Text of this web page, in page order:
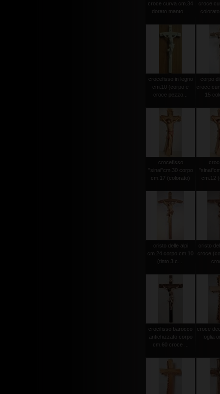
croce curva cm.34
dorato manto ...
croce
crocefisso in legno
cm.10 (corpo e
croce pezzo...
corpo
croce
15
crocefisso
"sinai"cm.30 corpo
cm.17 (colorato)
cm.12
cristo delle alpi
cm.24 corpo cm.10
(tinto 3 c....
cristo
croce
crocifisso barocco
antichizzato corpo
cm.60 croce ...
croce
foglia